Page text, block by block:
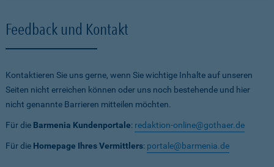
Feedback und Kontakt
Kontaktieren Sie uns gerne, wenn Sie wichtige Inhalte auf unseren
Seiten nicht erreichen können oder uns noch bestehende und hier
nicht genannte Barrieren mitteilen möchten.
Für die Barmenia Kundenportale: redaktion-online@gothaer.de
Für die Homepage Ihres Vermittlers: portale@barmenia.de